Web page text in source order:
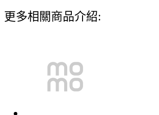
更多相關商品介紹: